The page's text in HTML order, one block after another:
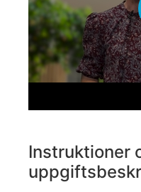
Instruktioner